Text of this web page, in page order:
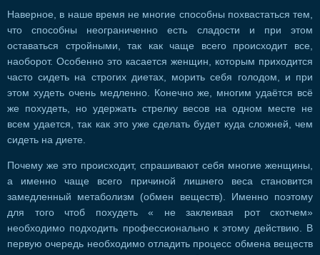
Наверное, в наше время не многие способны похвастаться тем,
что способны неограниченно есть сладости и при этом
оставаться стройными, так как чаще всего происходит все,
наоборот. Особенно это касается женщин, которым приходится
часто сидеть на строгих диетах, морить себя голодом, и при
этом худеть очень медленно. Конечно же, многим удаётся всё
же похудеть, но удержать стрелку весов на одном месте не
всем удается, так как это уже сделать будет куда сложней, чем
сидеть на диете.
Почему же это происходит, спрашивают себя многие женщины,
а именно чаще всего причиной лишнего веса становится
замедленный метаболизм (обмен веществ). Именно поэтому
для того чтоб похудеть « не заклеивая рот скотчем»
необходимо подходить профессионально к этому действию. В
первую очередь необходимо отладить процесс обмена веществ